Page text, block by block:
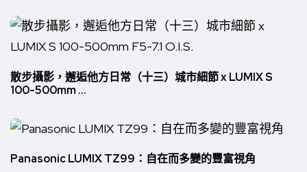
散步攝影，邂逅他方日常（十三）城市細節 x LUMIX S
100-500mm ...
Panasonic LUMIX TZ99：自在而多變的豐富視角